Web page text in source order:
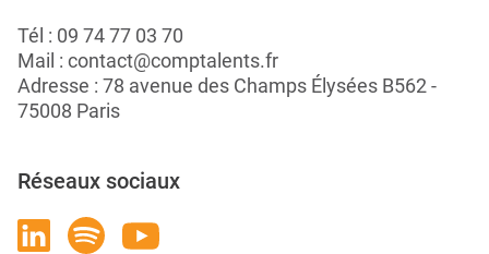
Tél : 09 74 77 03 70
Mail : contact@comptalents.fr
Adresse : 78 avenue des Champs Élysées B562 -
75008 Paris
Réseaux sociaux